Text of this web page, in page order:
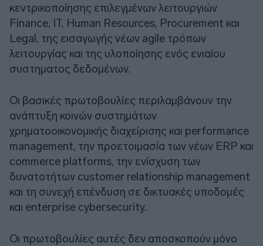
κεντρικοποίησης επιλεγμένων λειτουργιών
Finance, IT, Human Resources, Procurement και
Legal, της εισαγωγής νέων agile τρόπων
λειτουργίας και της υλοποίησης ενός ενιαίου
συστηματος δεδομένων.
Οι βασικές πρωτοβουλίες περιλαμβάνουν την
ανάπτυξη κοινών συστημάτων
χρηματοοικονομικής διαχείρισης και performance
management, την προετοιμασία των νέων ERP και
commerce platforms, την ενίσχυση των
δυνατοτήτων customer relationship management
και τη συνεχή επένδυση σε δικτυακές υποδομές
και enterprise cybersecurity.
Οι πρωτοβουλίες αυτές δεν αποσκοπούν μόνο